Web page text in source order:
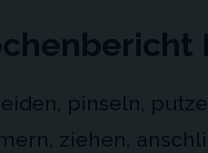
pinseln,
ziehen,